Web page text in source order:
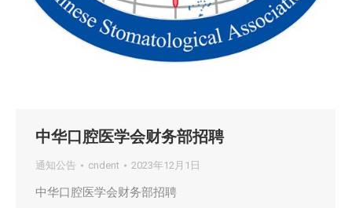
中华口腔医学会财务部招聘
通知公告 cndent 2023年12月1日
中华口腔医学会财务部招聘